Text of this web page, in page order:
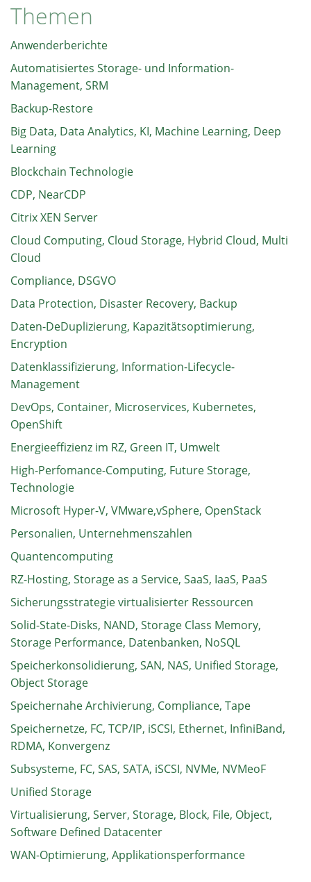
Themen
Anwenderberichte
Automatisiertes Storage- und Information-
Management, SRM
Backup-Restore
Big Data, Data Analytics, KI, Machine Learning, Deep
Learning
Blockchain Technologie
CDP, NearCDP
Citrix XEN Server
Cloud Computing, Cloud Storage, Hybrid Cloud, Multi
Cloud
Compliance, DSGVO
Data Protection, Disaster Recovery, Backup
Daten-DeDuplizierung, Kapazitätsoptimierung,
Encryption
Datenklassifizierung, Information-Lifecycle-
Management
DevOps, Container, Microservices, Kubernetes,
OpenShift
Energieeffizienz im RZ, Green IT, Umwelt
High-Perfomance-Computing, Future Storage,
Technologie
Microsoft Hyper-V, VMware,vSphere, OpenStack
Personalien, Unternehmenszahlen
Quantencomputing
RZ-Hosting, Storage as a Service, SaaS, IaaS, PaaS
Sicherungsstrategie virtualisierter Ressourcen
Solid-State-Disks, NAND, Storage Class Memory,
Storage Performance, Datenbanken, NoSQL
Speicherkonsolidierung, SAN, NAS, Unified Storage,
Object Storage
Speichernahe Archivierung, Compliance, Tape
Speichernetze, FC, TCP/IP, iSCSI, Ethernet, InfiniBand,
RDMA, Konvergenz
Subsysteme, FC, SAS, SATA, iSCSI, NVMe, NVMeoF
Unified Storage
Virtualisierung, Server, Storage, Block, File, Object,
Software Defined Datacenter
WAN-Optimierung, Applikationsperformance